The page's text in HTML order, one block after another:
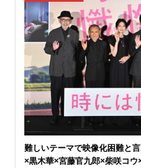
難しいテーマで映像化困難と
×黒木華×宮藤官九郎×柴咲コ